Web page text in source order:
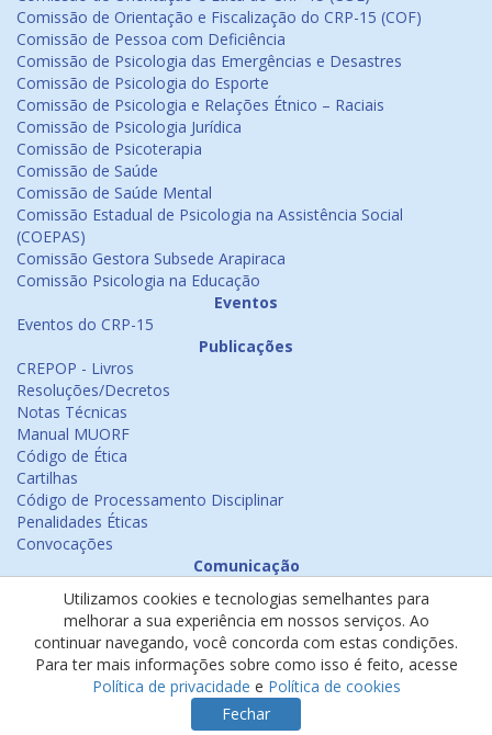
Comissão de Orientação e Fiscalização do CRP-15 (COF)
Comissão de Pessoa com Deficiência
Comissão de Psicologia das Emergências e Desastres
Comissão de Psicologia do Esporte
Comissão de Psicologia e Relações Étnico – Raciais
Comissão de Psicologia Jurídica
Comissão de Psicoterapia
Comissão de Saúde
Comissão de Saúde Mental
Comissão Estadual de Psicologia na Assistência Social
(COEPAS)
Comissão Gestora Subsede Arapiraca
Comissão Psicologia na Educação
Eventos
Eventos do CRP-15
Publicações
CREPOP - Livros
Resoluções/Decretos
Notas Técnicas
Manual MUORF
Código de Ética
Cartilhas
Código de Processamento Disciplinar
Penalidades Éticas
Convocações
Comunicação
Emissão de Certificados
Psicologia na Mídia
Ouvidoria
Política de cookies
Política de privacidade
Utilizamos cookies e tecnologias semelhantes para
melhorar a sua experiência em nossos serviços. Ao
continuar navegando, você concorda com estas condições.
Para ter mais informações sobre como isso é feito, acesse
Política de privacidade e Política de cookies
Fechar